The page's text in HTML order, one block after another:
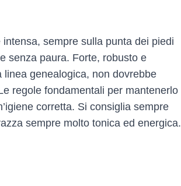
sempre sulla punta dei piedi
senza paura. Forte, robusto e
genealogica, non dovrebbe
regole fondamentali per mantenerlo
corretta. Si consiglia sempre
sempre molto tonica ed energica.